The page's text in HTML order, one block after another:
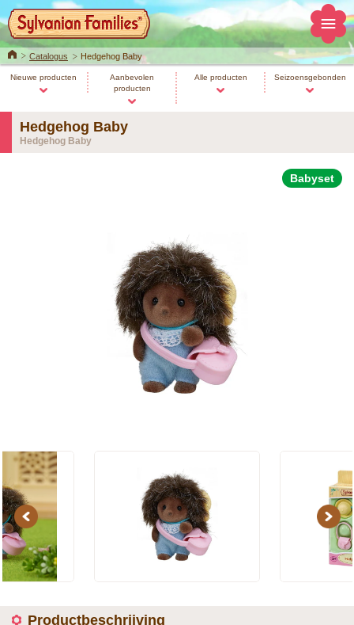
HomeCatalogus Hedgehog Baby
Nieuwe producten
Aanbevolen
producten
Alle producten Seizoensgebonden
Hedgehog Baby
Hedgehog Baby
Babyset
Previous Next
Productbeschrijving